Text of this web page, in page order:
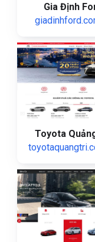
Gia Định
Toyota